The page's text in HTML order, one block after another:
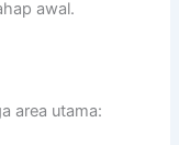
awal.
area utama: